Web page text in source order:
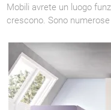
Mobili avrete un luogo
crescono. Sono numerose